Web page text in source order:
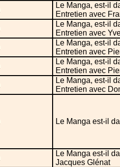
Le Manga, est-il
Entretien avec
Le Manga, est-il
Entretien avec
Le Manga, est-il
Entretien avec
Le Manga, est-il
Entretien avec
Le Manga, est-il
Entretien avec
Le Manga est-il
Le Manga est-il
Jacques Glénat